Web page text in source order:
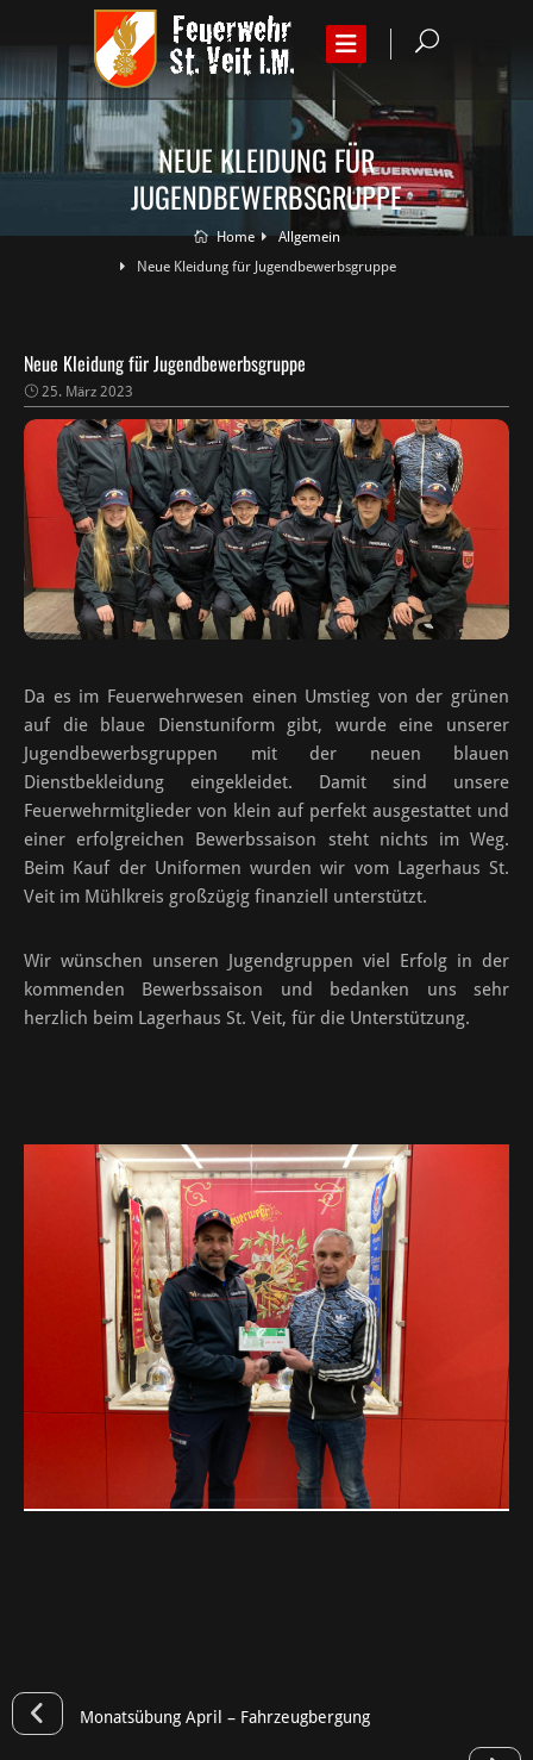
NEUE KLEIDUNG FÜR
JUGENDBEWERBSGRUPPE
Home
Allgemein
Neue Kleidung für Jugendbewerbsgruppe
Neue Kleidung für Jugendbewerbsgruppe
25. März 2023
Da es im Feuerwehrwesen einen Umstieg von der grünen
auf die blaue Dienstuniform gibt, wurde eine unserer
Jugendbewerbsgruppen mit der neuen blauen
Dienstbekleidung eingekleidet. Damit sind unsere
Feuerwehrmitglieder von klein auf perfekt ausgestattet und
einer erfolgreichen Bewerbssaison steht nichts im Weg.
Beim Kauf der Uniformen wurden wir vom Lagerhaus St.
Veit im Mühlkreis großzügig finanziell unterstützt.
Wir wünschen unseren Jugendgruppen viel Erfolg in der
kommenden Bewerbssaison und bedanken uns sehr
herzlich beim Lagerhaus St. Veit, für die Unterstützung.
Monatsübung April – Fahrzeugbergung